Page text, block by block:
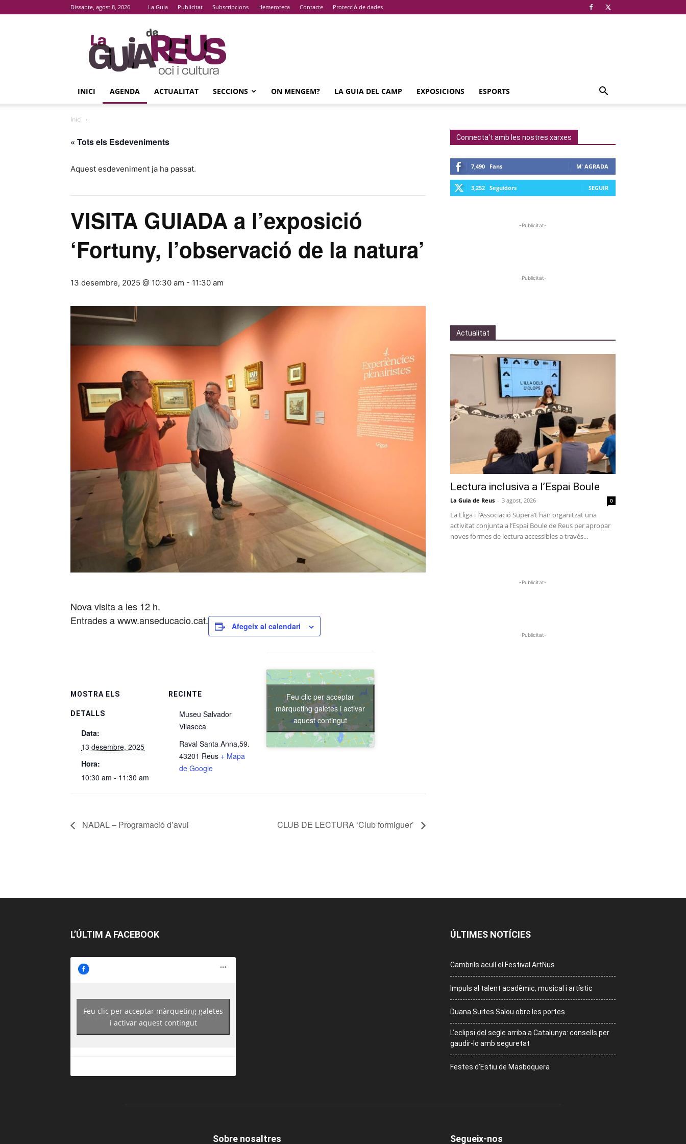
Dissabte, agost 8, 2026 La Guia Publicitat Subscripcions Hemeroteca Contacte Protecció de dades
La
Guia
De
Reus
INICI AGENDA ACTUALITAT SECCIONS ON MENGEM? LA GUIA DEL CAMP EXPOSICIONS ESPORTS
Inici
« Tots els Esdeveniments
Aquest esdeveniment ja ha passat.
VISITA GUIADA a l’exposició
‘Fortuny, l’observació de la natura’
13 desembre, 2025 @ 10:30 am - 11:30 am
Nova visita a les 12 h.
Entrades a www.anseducacio.cat.
Afegeix al calendari
MOSTRA ELS
DETALLS
Data:
13 desembre, 2025
Hora:
10:30 am - 11:30 am
RECINTE
Museu Salvador
Vilaseca
Raval Santa Anna,59.
43201 Reus + Mapa
de Google
Feu clic per acceptar
màrqueting galetes i activar
aquest contingut
NADAL – Programació d’avui CLUB DE LECTURA ‘Club formiguer’
Connecta't amb les nostres xarxes
7,490 Fans M' AGRADA
3,252 Seguidors SEGUIR
-Publicitat-
-Publicitat-
Actualitat
Lectura inclusiva a l’Espai Boule
La Guia de Reus - 3 agost, 2026 0
La Lliga i l’Associació Supera’t han organitzat una
activitat conjunta a l’Espai Boule de Reus per apropar
noves formes de lectura accessibles a través...
-Publicitat-
-Publicitat-
L’ÚLTIM A FACEBOOK
https://www.facebook.com/guiadereus/
Feu clic per acceptar màrqueting galetes
i activar aquest contingut
ÚLTIMES NOTÍCIES
Cambrils acull el Festival ArtNus
Impuls al talent acadèmic, musical i artístic
Duana Suites Salou obre les portes
L’eclipsi del segle arriba a Catalunya: consells per
gaudir-lo amb seguretat
Festes d’Estiu de Masboquera
Sobre nosaltres Segueix-nos